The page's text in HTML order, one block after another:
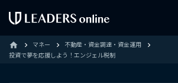
home マネー
不動産・資金調達・資金運用
投資で夢を応援しよう！エンジェル税制